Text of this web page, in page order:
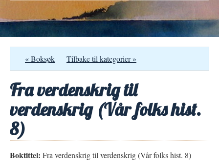
« Boksøk Tilbake til kategorier »
Fra verdenskrig til
verdenskrig (Vår folks hist.
8)
Boktittel: Fra verdenskrig til verdenskrig (Vår folks hist. 8)